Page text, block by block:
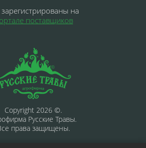
Copyright 2026 ©.
Русские Травы.
права защищены.
на
поставщиков